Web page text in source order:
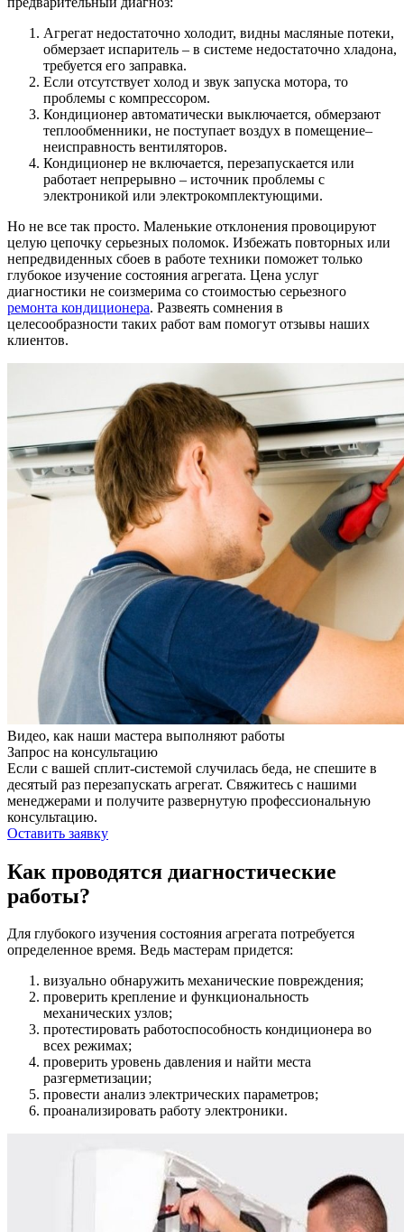
Агрегат недостаточно холодит, видны масляные потеки,
обмерзает испаритель – в системе недостаточно хладона,
требуется его заправка.
Если отсутствует холод и звук запуска мотора, то
проблемы с компрессором.
Кондиционер автоматически выключается, обмерзают
теплообменники, не поступает воздух в помещение–
неисправность вентиляторов.
Кондиционер не включается, перезапускается или
работает непрерывно – источник проблемы с
электроникой или электрокомплектующими.
Но не все так просто. Маленькие отклонения провоцируют
целую цепочку серьезных поломок. Избежать повторных или
непредвиденных сбоев в работе техники поможет только
глубокое изучение состояния агрегата. Цена услуг
диагностики не соизмерима со стоимостью серьезного
ремонта кондиционера. Развеять сомнения в
целесообразности таких работ вам помогут отзывы наших
клиентов.
Видео, как наши мастера выполняют работы
Запрос на консультацию
Если с вашей сплит-системой случилась беда, не спешите в
десятый раз перезапускать агрегат. Свяжитесь с нашими
менеджерами и получите развернутую профессиональную
консультацию.
Оставить заявку
Как проводятся диагностические
работы?
Для глубокого изучения состояния агрегата потребуется
определенное время. Ведь мастерам придется:
визуально обнаружить механические повреждения;
проверить крепление и функциональность
механических узлов;
протестировать работоспособность кондиционера во
всех режимах;
проверить уровень давления и найти места
разгерметизации;
провести анализ электрических параметров;
проанализировать работу электроники.